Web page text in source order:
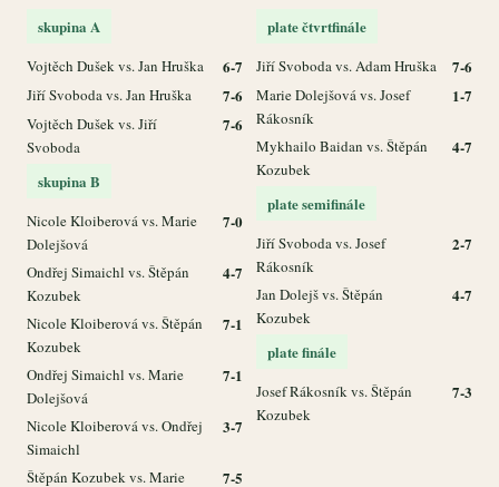
skupina A
Vojtěch Dušek vs. Jan Hruška 6-7
Jiří Svoboda vs. Jan Hruška 7-6
Vojtěch Dušek vs. Jiří
Svoboda
7-6
skupina B
Nicole Kloiberová vs. Marie
Dolejšová
7-0
Ondřej Simaichl vs. Štěpán
Kozubek
4-7
Nicole Kloiberová vs. Štěpán
Kozubek
7-1
Ondřej Simaichl vs. Marie
Dolejšová
7-1
Nicole Kloiberová vs. Ondřej
Simaichl
3-7
Štěpán Kozubek vs. Marie
7-5
plate čtvrtfinále
Jiří Svoboda vs. Adam Hruška 7-6
Marie Dolejšová vs. Josef
Rákosník
1-7
Mykhailo Baidan vs. Štěpán
Kozubek
4-7
plate semifinále
Jiří Svoboda vs. Josef
Rákosník
2-7
Jan Dolejš vs. Štěpán
Kozubek
4-7
plate finále
Josef Rákosník vs. Štěpán
Kozubek
7-3